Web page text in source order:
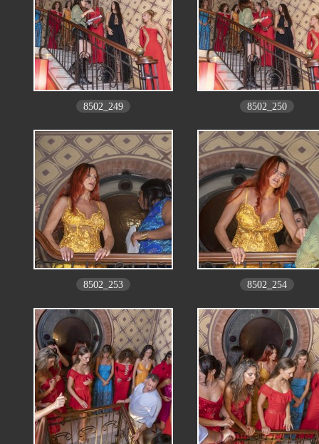
8502_249 8502_250
8502_253 8502_254